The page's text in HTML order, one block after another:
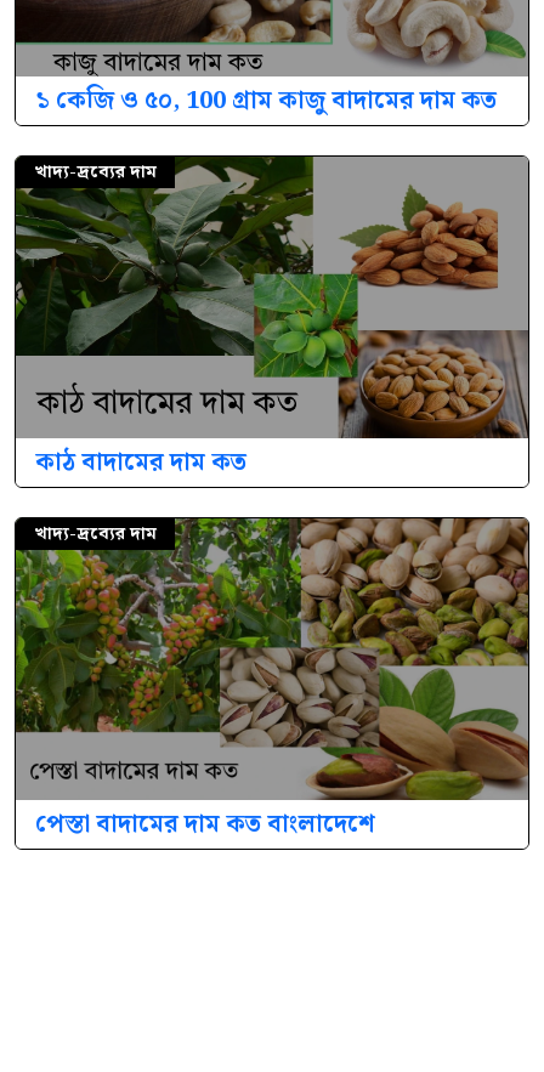
১ কেজি ও ৫০, 100 গ্রাম কাজু বাদামের দাম কত
খাদ্য-দ্রব্যের দাম
কাঠ বাদামের দাম কত
খাদ্য-দ্রব্যের দাম
পেস্তা বাদামের দাম কত বাংলাদেশে